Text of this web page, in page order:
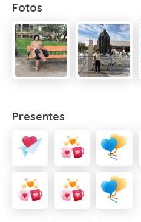
Fotos
Presentes